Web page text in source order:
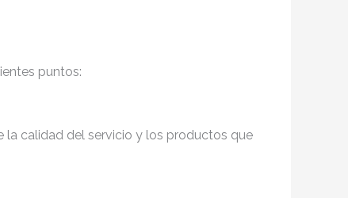
puntos:
la calidad del servicio y los productos que